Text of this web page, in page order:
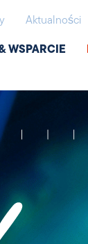
Aktualności
WSPARCIE